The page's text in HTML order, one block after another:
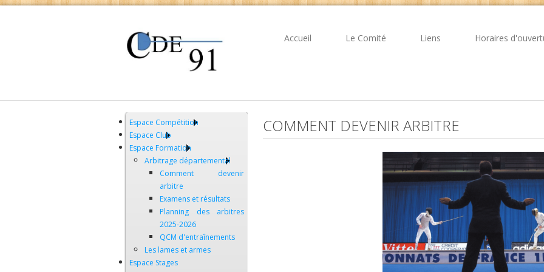
Accueil Le Comité Liens Horaires
Espace Compétition
Espace Club
Espace Formation
Arbitrage départemental
Comment devenir
arbitre
Examens et résultats
Planning des arbitres
2025-2026
QCM d'entraînements
Les lames et armes
Espace Stages
COMMENT DEVENIR ARBITRE